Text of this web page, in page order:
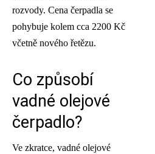
rozvody. Cena čerpadla se
pohybuje kolem cca 2200 Kč
včetně nového řetězu.
Co způsobí
vadné olejové
čerpadlo?
Ve zkratce, vadné olejové